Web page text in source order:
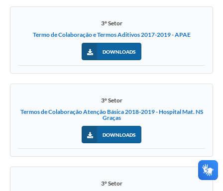
3° Setor
Termo de Colaboração e Termos Aditivos 2017-2019 - APAE
DOWNLOADS
3° Setor
Termos de Colaboração Atenção Básica 2018-2019 - Hospital Mat. NS
Graças
DOWNLOADS
3° Setor